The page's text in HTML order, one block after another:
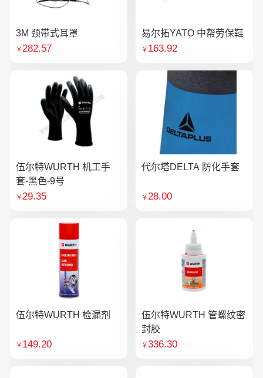
3M 颈带式耳罩
￥282.57
易尔拓YATO 中帮劳保鞋
￥ 163.92
伍尔特WURTH 机工手
套-黑色-9号
￥29.35
代尔塔DELTA 防化手套
￥28.00
伍尔特WURTH 检漏剂
￥ 149.20
伍尔特WURTH 管螺纹密
封胶
￥336.30